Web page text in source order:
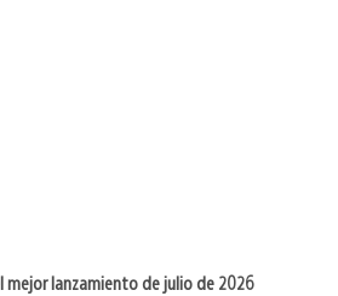
mejor lanzamiento de julio de 2026